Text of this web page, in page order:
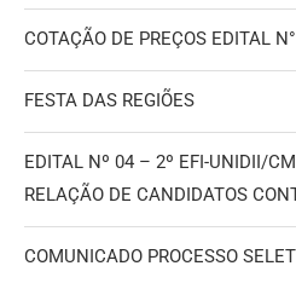
COTAÇÃO DE PREÇOS EDITAL
FESTA DAS REGIÕES
EDITAL Nº 04 – 2º EFI-UNIDII/
RELAÇÃO DE CANDIDATOS
COMUNICADO PROCESSO